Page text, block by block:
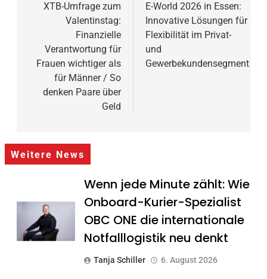
XTB-Umfrage zum
Valentinstag:
Finanzielle
Verantwortung für
Frauen wichtiger als
für Männer / So
denken Paare über
Geld
E-World 2026 in Essen:
Innovative Lösungen für
Flexibilität im Privat-
und
Gewerbekundensegment
Weitere News
Wenn jede Minute zählt: Wie
Onboard-Kurier-Spezialist
OBC ONE die internationale
Notfalllogistik neu denkt
Tanja Schiller 6. August 2026